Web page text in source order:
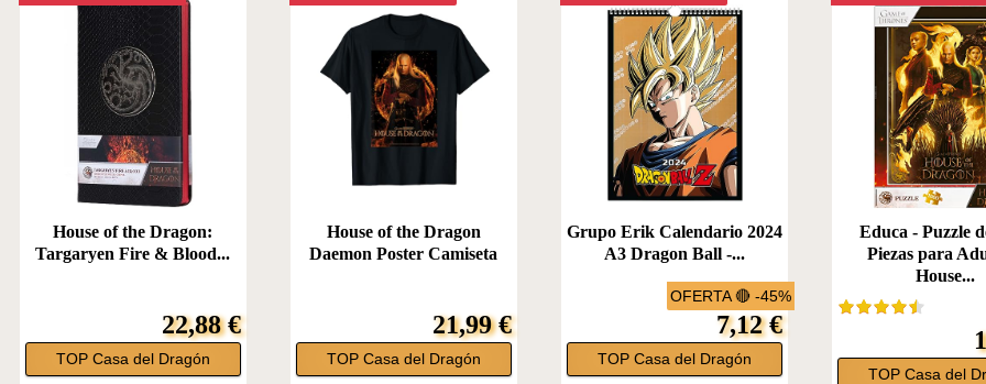
House of the Dragon:
Targaryen Fire & Blood...
22,88 €
TOP Casa del Dragón
House of the Dragon
Daemon Poster Camiseta
21,99 €
TOP Casa del Dragón
OFERTA 🔴 -45%
Grupo Erik Calendario 2024
A3 Dragon Ball -...
7,12 €
TOP Casa del Dragón
Educa - Puzzle
Piezas para
House...
TOP Casa del